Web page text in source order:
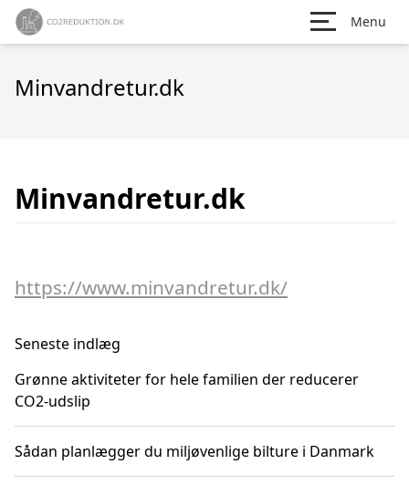
Menu
Minvandretur.dk
Minvandretur.dk
https://www.minvandretur.dk/
Seneste indlæg
Grønne aktiviteter for hele familien der reducerer
CO2-udslip
Sådan planlægger du miljøvenlige bilture i Danmark